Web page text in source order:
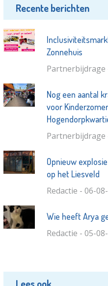
Recente berichten
Zonnehuis
Partnerbijdrage
Nog een aantal
voor
Partnerbijdrage
Opnieuw
op het Liesveld
Redactie - 06-
Wie heeft Arya
Redactie - 05-
Lees ook